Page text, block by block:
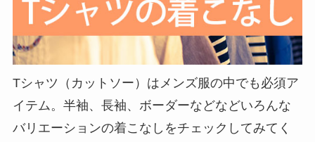
Tシャツ（カットソー）はメンズ服の中でも必須ア
イテム。半袖、長袖、ボーダーなどなどいろんな
バリエーションの着こなしをチェックしてみてく